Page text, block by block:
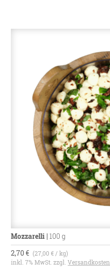
Mozzarelli |100 g
2,70 € (27,00 € / kg)
inkl. 7% MwSt. zzgl.Versandkosten